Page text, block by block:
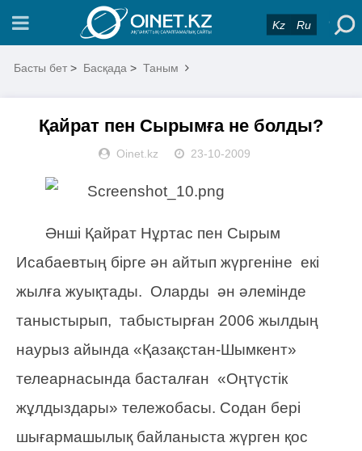
Kz Ru
Басты бет > Басқада > Таным
Қайрат пен Сырымға не болды?
Oinet.kz 23-10-2009
Әнші Қайрат Нұртас пен Сырым
Исабаевтың бірге ән айтып жүргеніне екі
жылға жуықтады. Оларды ән әлемінде
таныстырып, табыстырған 2006 жылдың
наурыз айында «Қазақстан-Шымкент»
телеарнасында басталған «Оңтүстік
жұлдыздары» тележобасы. Содан бері
шығармашылық байланыста жүрген қос